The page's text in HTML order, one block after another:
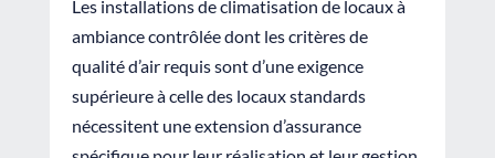
Les installations de climatisation de locaux à
ambiance contrôlée dont les critères de
qualité d’air requis sont d’une exigence
supérieure à celle des locaux standards
nécessitent une extension d’assurance